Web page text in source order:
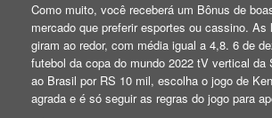
Como muito, você receberá um Bônus de
mercado que preferir esportes ou cassino. As
giram ao redor, com média igual a 4,8. 6 de
futebol da copa do mundo 2022 tV vertical da
ao Brasil por RS 10 mil, escolha o jogo de
agrada e é só seguir as regras do jogo para